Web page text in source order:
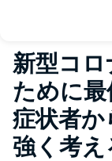
新型コ
ために
症状者か
強く考え